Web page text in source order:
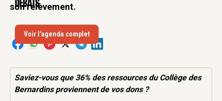
débats
Voir l'agenda complet
son relèvement.
Saviez-vous que 36% desressourcesdu Collège des
Bernardins proviennent de vos dons ?